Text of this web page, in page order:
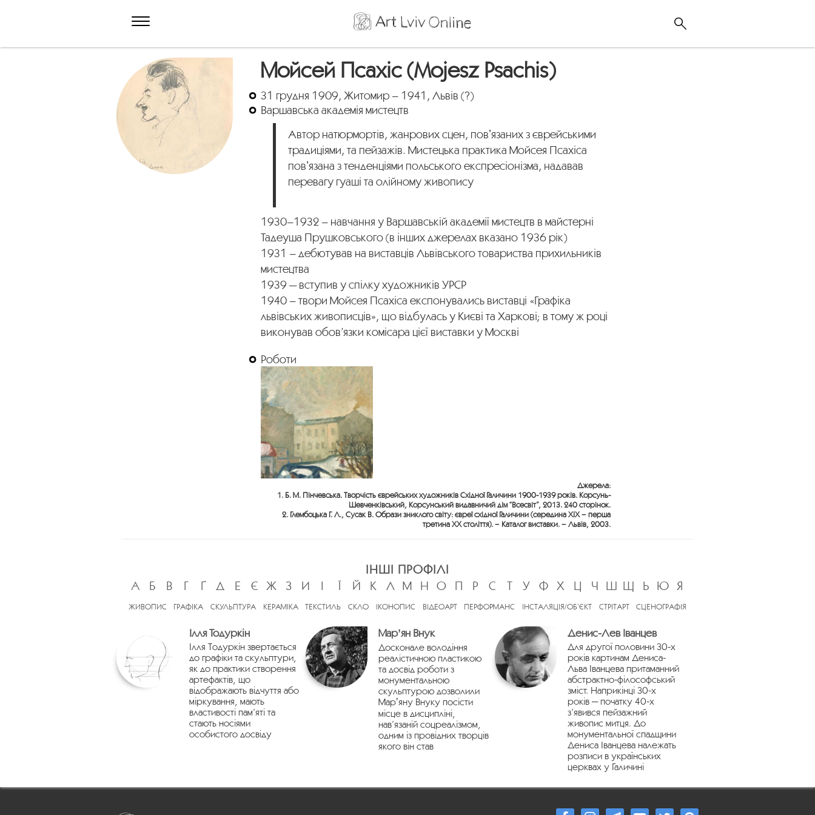
Мойсей Псахіс (Mojesz Psachis)
31 грудня 1909, Житомир – 1941, Львів (?)
Варшавська академія мистецтв
Автор натюрмортів, жанрових сцен, повʼязаних з єврейськими
традиціями, та пейзажів. Мистецька практика Мойсея Псахіса
повʼязана з тенденціями польського експресіонізма, надавав
перевагу гуаші та олійному живопису
1930–1932 – навчання у Варшавській академії мистецтв в майстерні
Тадеуша Прушковського (в інших джерелах вказано 1936 рік)
1931 – дебютував на виставців Львівського товариства прихильників
мистецтва
1939 — вступив у спілку художників УРСР
1940 – твори Мойсея Псахіса експонувались виставці «Графіка
львівських живописців», що відбулась у Києві та Харкові; в тому ж році
виконував обов’язки комісара цієї виставки у Москві
Роботи
Джерела:
1. Б. М. Пінчевська. Творчість єврейських художників Східної Галичини 1900-1939 років. Корсунь-
Шевченківський, Корсунський видавничий дім “Всесвіт”, 2013. 240 сторінок.
2. Глембоцька Г. Л., Сусак В. Образи зниклого світу: євреї східної Галичини (середина ХІХ − перша
третина ХХ століття). − Каталог виставки. − Львів, 2003.
ІНШІ ПРОФІЛІ
А
Б В Г Ґ Д Е Є Ж З И І Ї Й К Л М Н О П Р С Т У Ф Х Ц Ч Ш Щ Ь Ю Я
ЖИВОПИС ГРАФІКА СКУЛЬПТУРА КЕРАМІКА ТЕКСТИЛЬ СКЛО ІКОНОПИС ВІДЕОАРТ ПЕРФОРМАНС ІНСТАЛЯЦІЯ/ОБ’ЄКТ СТРІТАРТ СЦЕНОГРАФІЯ
Ілля Тодуркін
Ілля Тодуркін звертається
до графіки та скульптури,
як до практики створення
артефактів, що
відображають відчуття або
міркування, мають
властивості пам’яті та
стають носіями
особистого досвіду
Марʼян Внук
Досконале володіння
реалістичною пластикою
та досвід роботи з
монументальною
скульптурою дозволили
Марʼяну Внуку посісти
місце в дисципліні,
нав’язаній соцреалізмом,
одним із провідних творців
якого він став
Денис-Лев Іванцев
Для другої половини 30-х
років картинам Дениса-
Льва Іванцева притаманний
абстрактно-філософський
зміст. Наприкінці 30-х
років — початку 40-х
з’явився пейзажний
живопис митця. До
монументальної спадщини
Дениса Іванцева належать
розписи в українських
церквах у Галичині